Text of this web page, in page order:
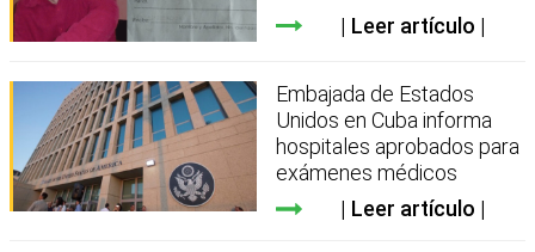
Leer artículo
Embajada de Estados
Unidos en Cuba informa
hospitales aprobados para
exámenes médicos
Leer artículo